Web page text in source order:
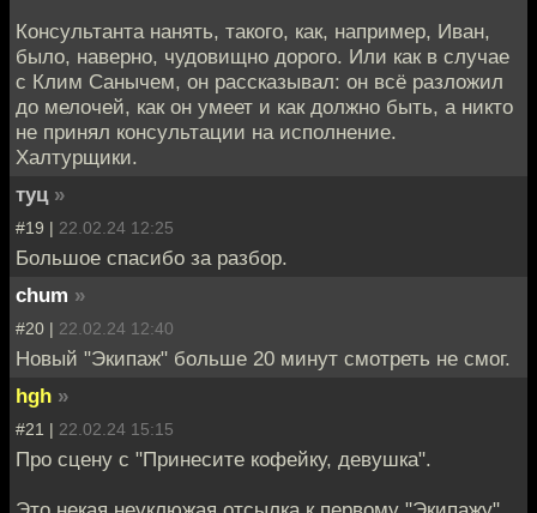
Консультанта нанять, такого, как, например, Иван,
было, наверно, чудовищно дорого. Или как в случае
с Клим Санычем, он рассказывал: он всё разложил
до мелочей, как он умеет и как должно быть, а никто
не принял консультации на исполнение.
Халтурщики.
туц »
#19 | 22.02.24 12:25
Большое спасибо за разбор.
chum »
#20 | 22.02.24 12:40
Новый "Экипаж" больше 20 минут смотреть не смог.
hgh »
#21 | 22.02.24 15:15
Про сцену с "Принесите кофейку, девушка".